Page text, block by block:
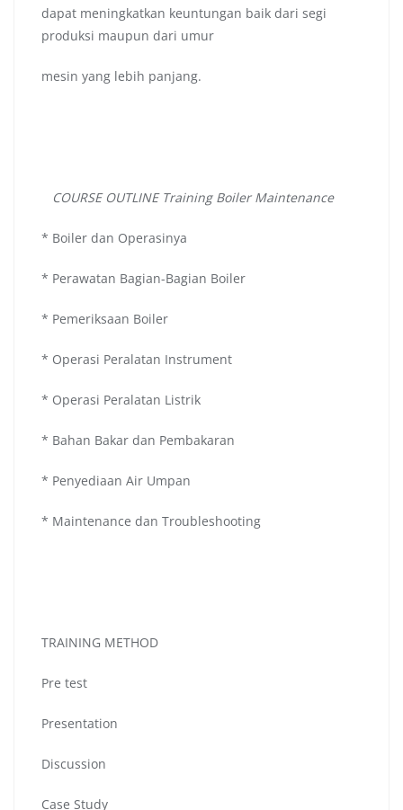
dapat meningkatkan keuntungan baik dari segi
produksi maupun dari umur
mesin yang lebih panjang.
COURSE OUTLINE Training Boiler Maintenance
* Boiler dan Operasinya
* Perawatan Bagian-Bagian Boiler
* Pemeriksaan Boiler
* Operasi Peralatan Instrument
* Operasi Peralatan Listrik
* Bahan Bakar dan Pembakaran
* Penyediaan Air Umpan
* Maintenance dan Troubleshooting
TRAINING METHOD
Pre test
Presentation
Discussion
Case Study